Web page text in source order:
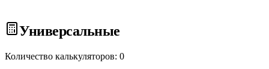
Универсальные
Количество калькуляторов: 0